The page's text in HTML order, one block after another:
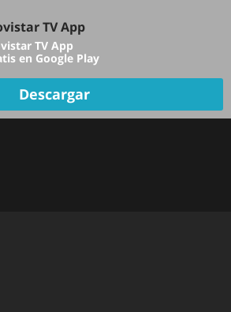
TV EN VIVO
TV App
TV App
en Google Play
Descargar